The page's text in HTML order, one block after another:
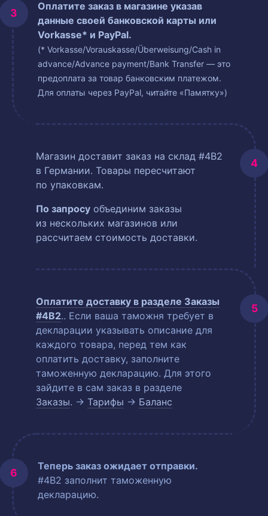
Оплатите заказ в магазине указав
данные своей банковской карты или
Vorkasse* и PayPal.
(* Vorkasse/Vorauskasse/Überweisung/Cash in
advance/Advance payment/Bank Transfer — это
предоплата за товар банковским платежом.
Для оплаты через PayPal, читайте «Памятку»)
Магазин доставит заказ на склад #4B2
в Германии. Товары пересчитают
по упаковкам.
По запросу объединим заказы
из нескольких магазинов или
рассчитаем стоимость доставки.
Оплатите доставку в разделе Заказы
#4B2.. Если ваша таможня требует в
декларации указывать описание для
каждого товара, перед тем как
оплатить доставку, заполните
таможенную декларацию. Для этого
зайдите в сам заказ в разделе
Заказы. → Тарифы → Баланс
Теперь заказ ожидает отправки.
#4B2 заполнит таможенную
декларацию.